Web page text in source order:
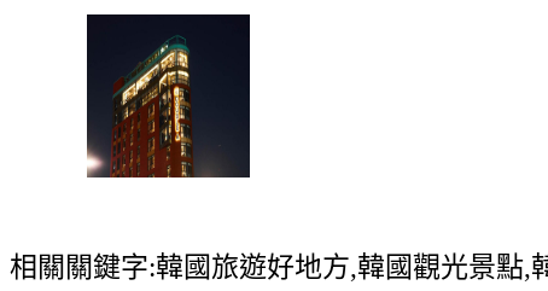
相關關鍵字:韓國旅遊好地方,韓國觀光景點